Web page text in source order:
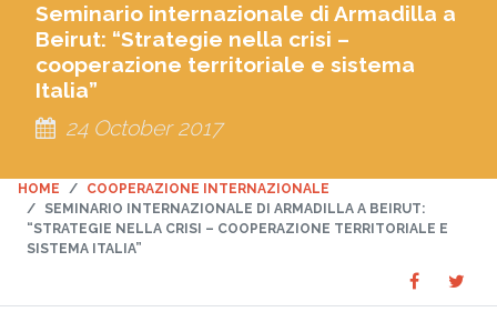
Seminario internazionale di Armadilla a
Beirut: “Strategie nella crisi –
cooperazione territoriale e sistema
Italia”
24 October 2017
HOME
COOPERAZIONE INTERNAZIONALE
SEMINARIO INTERNAZIONALE DI ARMADILLA A BEIRUT:
“STRATEGIE NELLA CRISI – COOPERAZIONE TERRITORIALE E
SISTEMA ITALIA”
Share
on
on